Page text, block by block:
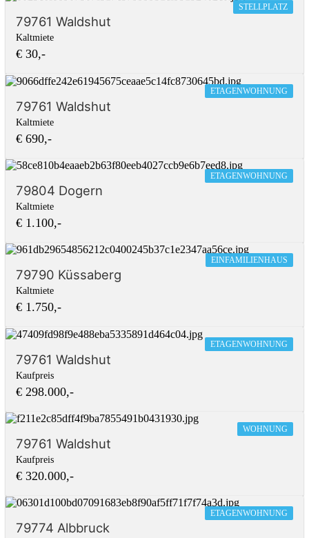
STELLPLATZ
79761 Waldshut
Kaltmiete
€ 30,-
ETAGENWOHNUNG
79761 Waldshut
Kaltmiete
€ 690,-
ETAGENWOHNUNG
79804 Dogern
Kaltmiete
€ 1.100,-
EINFAMILIENHAUS
79790 Küssaberg
Kaltmiete
€ 1.750,-
ETAGENWOHNUNG
79761 Waldshut
Kaufpreis
€ 298.000,-
WOHNUNG
79761 Waldshut
Kaufpreis
€ 320.000,-
ETAGENWOHNUNG
79774 Albbruck